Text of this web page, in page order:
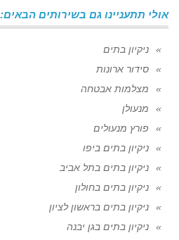
אולי תתעניינו גם בשירותים הבאים:
ניקיון בתים
סידור ארונות
מצלמות אבטחה
מנעולן
פורץ מנעולים
ניקיון בתים ביפו
ניקיון בתים בתל אביב
ניקיון בתים בחולון
ניקיון בתים בראשון לציון
ניקיון בתים בגן יבנה